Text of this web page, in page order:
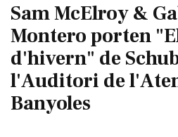
Sam McElroy &
Montero porten
d'hivern" de
l'Auditori de
Banyoles